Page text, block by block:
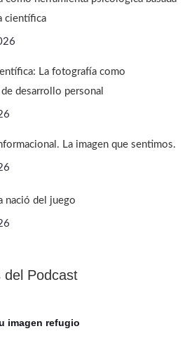
científica
La fotografía como
desarrollo personal
La imagen que sentimos.
nació del juego
del Podcast
imagen refugio